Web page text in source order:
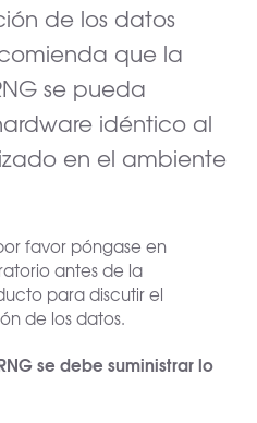
de los datos
que la
se pueda
idéntico al
en el ambiente
favor póngase en
antes de la
para discutir el
de los datos.
se debe suministrar lo